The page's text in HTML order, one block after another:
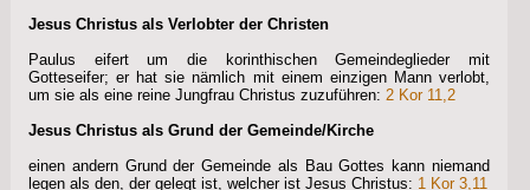
Jesus Christus als Verlobter der Christen
Paulus eifert um die korinthischen Gemeindeglieder mit
Gotteseifer; er hat sie nämlich mit einem einzigen Mann verlobt,
um sie als eine reine Jungfrau Christus zuzuführen: 2 Kor 11,2
Jesus Christus als Grund der Gemeinde/Kirche
einen andern Grund der Gemeinde als Bau Gottes kann niemand
legen als den, der gelegt ist, welcher ist Jesus Christus: 1 Kor 3,11